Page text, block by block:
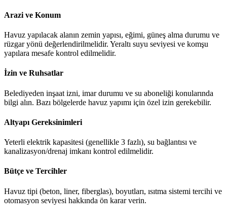
Arazi ve Konum
Havuz yapılacak alanın zemin yapısı, eğimi, güneş alma durumu ve
rüzgar yönü değerlendirilmelidir. Yeraltı suyu seviyesi ve komşu
yapılara mesafe kontrol edilmelidir.
İzin ve Ruhsatlar
Belediyeden inşaat izni, imar durumu ve su aboneliği konularında
bilgi alın. Bazı bölgelerde havuz yapımı için özel izin gerekebilir.
Altyapı Gereksinimleri
Yeterli elektrik kapasitesi (genellikle 3 fazlı), su bağlantısı ve
kanalizasyon/drenaj imkanı kontrol edilmelidir.
Bütçe ve Tercihler
Havuz tipi (beton, liner, fiberglas), boyutları, ısıtma sistemi tercihi ve
otomasyon seviyesi hakkında ön karar verin.